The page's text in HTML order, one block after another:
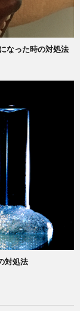
なった時の対処法
対処法